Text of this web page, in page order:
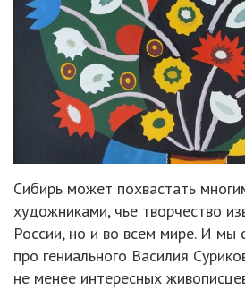
Сибирь может похвастать
художниками, чье творчество
России, но и во всем мире. И мы
про гениального Василия
не менее интересных